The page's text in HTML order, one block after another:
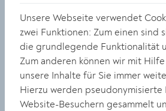
Kindergartenjahr 2022/23
Kindergartenjahr beginnt am 5.
erhalten eine schriftliche
tatsächliche Aufnahme in einen
Nähere Informationen: Amt für
bildung@krems.gv.at. T: +432732/
Unsere Webseite verwendet
zwei Funktionen: Zum einen sind
die grundlegende Funktionalität
Zum anderen können wir mit
unsere Inhalte für Sie immer
Hierzu werden pseudonymisierte
Website-Besuchern gesammelt